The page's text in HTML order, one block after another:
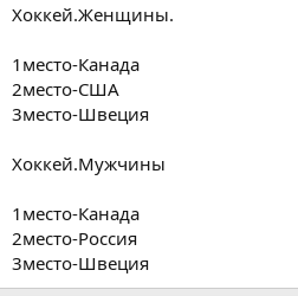
Хоккей.Женщины.
1место-Канада
2место-США
3место-Швеция
Хоккей.Мужчины
1место-Канада
2место-Россия
3место-Швеция